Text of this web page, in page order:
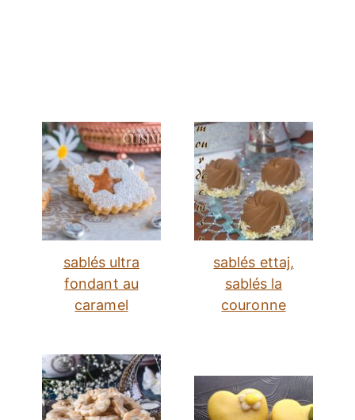
sablés ultra
fondant au
caramel
sablés ettaj,
sablés la
couronne